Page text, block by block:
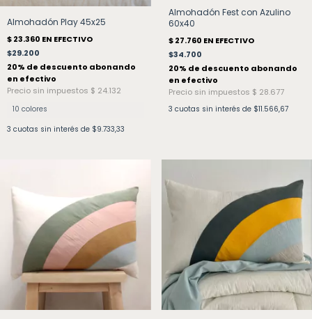
Almohadón Play 45x25
$29.200
10 colores
3 cuotas sin interés de $9.733,33
Almohadón Fest con Azulino
60x40
$34.700
3 cuotas sin interés de $11.566,67